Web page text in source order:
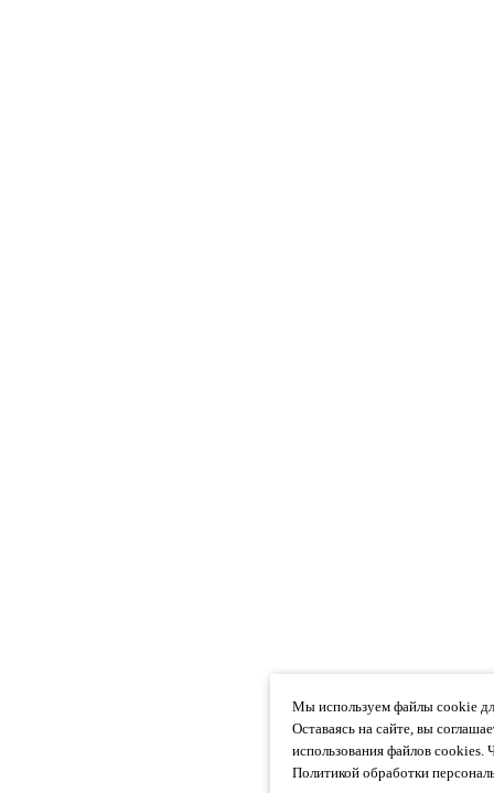
Мы используем файлы cookie
Оставаясь на сайте, вы
использования файлов cookies.
Политикой обработки